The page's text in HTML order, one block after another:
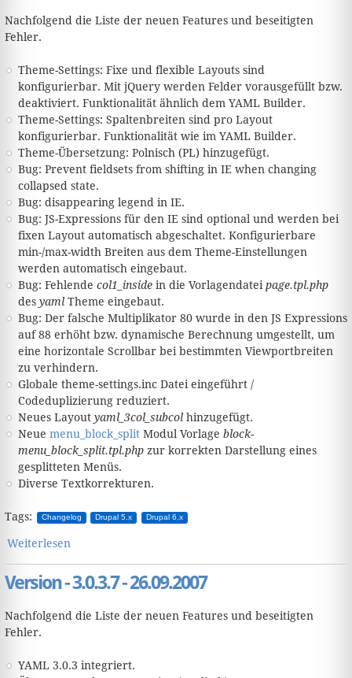
Nachfolgend die Liste der neuen Features und beseitigten
Fehler.
Theme-Settings: Fixe und flexible Layouts sind
konfigurierbar. Mit jQuery werden Felder vorausgefüllt bzw.
deaktiviert. Funktionalität ähnlich dem YAML Builder.
Theme-Settings: Spaltenbreiten sind pro Layout
konfigurierbar. Funktionalität wie im YAML Builder.
Theme-Übersetzung: Polnisch (PL) hinzugefügt.
Bug: Prevent fieldsets from shifting in IE when changing
collapsed state.
Bug: disappearing legend in IE.
Bug: JS-Expressions für den IE sind optional und werden bei
fixen Layout automatisch abgeschaltet. Konfigurierbare
min-/max-width Breiten aus dem Theme-Einstellungen
werden automatisch eingebaut.
Bug: Fehlende col1_insidein die Vorlagendateipage.tpl.php
des yamlTheme eingebaut.
Bug: Der falsche Multiplikator 80 wurde in den JS Expressions
auf 88 erhöht bzw. dynamische Berechnung umgestellt, um
eine horizontale Scrollbar bei bestimmten Viewportbreiten
zu verhindern.
Globale theme-settings.inc Datei eingeführt /
Codeduplizierung reduziert.
Neues Layout yaml_3col_subcolhinzugefügt.
Neue menu_block_splitModul Vorlage block-
menu_block_split.tpl.phpzur korrekten Darstellung eines
gesplitteten Menüs.
Diverse Textkorrekturen.
Tags: Changelog Drupal 5.x Drupal 6.x
Weiterlesen
Version - 3.0.3.7 - 26.09.2007
Nachfolgend die Liste der neuen Features und beseitigten
Fehler.
YAML 3.0.3 integriert.